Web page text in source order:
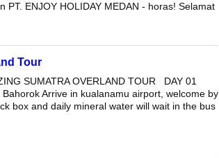
PT. ENJOY HOLIDAY MEDAN - horas! Selamat
Tour
SUMATRA OVERLAND TOUR DAY 01
Arrive in kualanamu airport, welcome by
box and daily mineral water will wait in the bus